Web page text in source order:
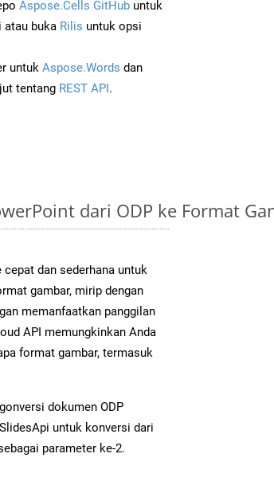
Aspose.Cells GitHub untuk
atau buka Rilis untuk opsi
untuk Aspose.Words dan
tentang REST API.
dari ODP ke Format
dan sederhana untuk
gambar, mirip dengan
memanfaatkan panggilan
API memungkinkan Anda
format gambar, termasuk
dokumen ODP
untuk konversi dari
parameter ke-2.